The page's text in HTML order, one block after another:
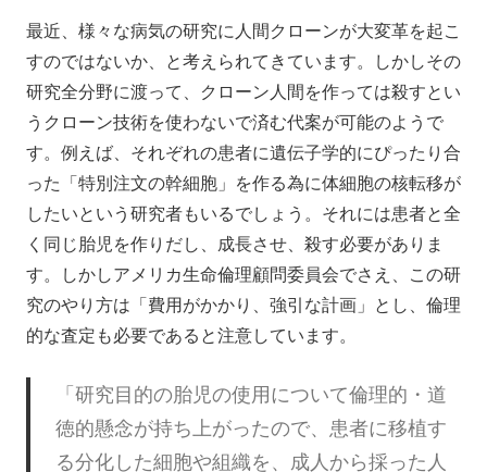
最近、様々な病気の研究に人間クローンが大変革を起こ
すのではないか、と考えられてきています。しかしその
研究全分野に渡って、クローン人間を作っては殺すとい
うクローン技術を使わないで済む代案が可能のようで
す。例えば、それぞれの患者に遺伝子学的にぴったり合
った「特別注文の幹細胞」を作る為に体細胞の核転移が
したいという研究者もいるでしょう。それには患者と全
く同じ胎児を作りだし、成長させ、殺す必要がありま
す。しかしアメリカ生命倫理顧問委員会でさえ、この研
究のやり方は「費用がかかり、強引な計画」とし、倫理
的な査定も必要であると注意しています。
「研究目的の胎児の使用について倫理的・道
徳的懸念が持ち上がったので、患者に移植す
る分化した細胞や組織を、成人から採った人